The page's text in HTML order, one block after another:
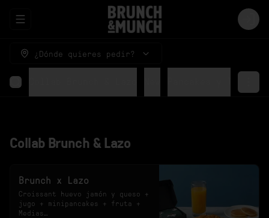
Abrir menu de navegación
¿Dónde quieres pedir?
Collab Brunch & Lazo
Brunch x Lazo
Croissant huevo jamón y queso +
jugo + minipancakes + fruta +
Medias